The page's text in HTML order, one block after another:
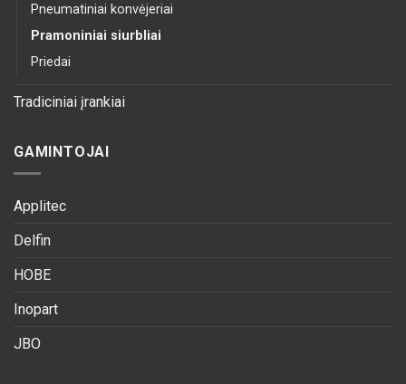
Pneumatiniai konvėjeriai
Pramoniniai siurbliai
Priedai
Tradiciniai įrankiai
GAMINTOJAI
Applitec
Delfin
HOBE
Inopart
JBO